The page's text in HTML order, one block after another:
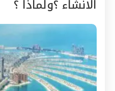
الانشاء ؟ولماذا ؟